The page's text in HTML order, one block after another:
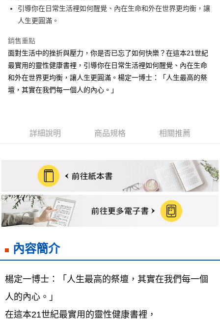
ATM付款
宅配
每筆NT$70，滿NT$799(含以上)免運費
數位商品免運
免運費
海外叢書運費 查看運費
雜誌海外運費 查看運費
數位商品海外免運
引導你在日常生活裡如何醒覺、內在生命和外在世界更均衡，讓
人生更圓滿。
銷售重點
面對生活中的挫折與壓力，你是否已忘了如何快樂？在這本21世紀
最實用的靈性健康書裡，引導你在日常生活裡如何醒覺、內在生命
和外在世界更均衡，讓人生更圓滿。楊定一博士：「人生最高的祭
壇，其實在我們每一個人的內心。」
詳細說明 商品規格 相關推薦
內容簡介
楊定一博士：「人生最高的祭壇，其實在我們每一個
人的內心。」
在這本21世紀最實用的靈性健康書裡，